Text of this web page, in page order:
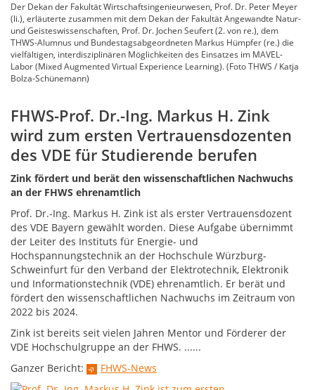
Der Dekan der Fakultät Wirtschaftsingenieurwesen, Prof. Dr. Peter Meyer
(li.), erläuterte zusammen mit dem Dekan der Fakultät Angewandte Natur-
und Geisteswissenschaften, Prof. Dr. Jochen Seufert (2. von re.), dem
THWS-Alumnus und Bundestagsabgeordneten Markus Hümpfer (re.) die
vielfältigen, interdisziplinären Möglichkeiten des Einsatzes im MAVEL-
Labor (Mixed Augmented Virtual Experience Learning). (Foto THWS / Katja
Bolza-Schünemann)
FHWS-Prof. Dr.-Ing. Markus H. Zink
wird zum ersten Vertrauensdozenten
des VDE für Studierende berufen
Zink fördert und berät den wissenschaftlichen Nachwuchs
an der FHWS ehrenamtlich
Prof. Dr.-Ing. Markus H. Zink ist als erster Vertrauensdozent
des VDE Bayern gewählt worden. Diese Aufgabe übernimmt
der Leiter des Instituts für Energie- und
Hochspannungstechnik an der Hochschule Würzburg-
Schweinfurt für den Verband der Elektrotechnik, Elektronik
und Informationstechnik (VDE) ehrenamtlich. Er berät und
fördert den wissenschaftlichen Nachwuchs im Zeitraum von
2022 bis 2024.
Zink ist bereits seit vielen Jahren Mentor und Förderer der
VDE Hochschulgruppe an der FHWS. ......
Ganzer Bericht:
FHWS-News